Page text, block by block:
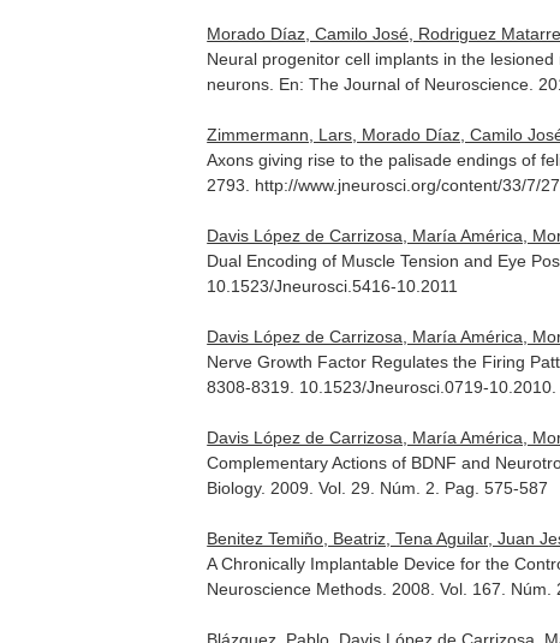
Morado Díaz, Camilo José, Rodriguez
Neural progenitor cell implants in the
neurons. En: The Journal of Neuroscience .
Zimmermann, Lars, Morado Díaz, Camilo
Axons giving rise to the palisade endings of
2793. http://www.jneurosci.org/content/33/7/
Davis López de Carrizosa, María América,
Dual Encoding of Muscle Tension and Eye
10.1523/Jneurosci.5416-10.2011
Davis López de Carrizosa, María América,
Nerve Growth Factor Regulates the Firing
8308-8319. 10.1523/Jneurosci.0719-10.2010.
Davis López de Carrizosa, María América,
Complementary Actions of BDNF and
Biology. 2009. Vol. 29. Núm. 2. Pag. 575-587
Benitez Temiño, Beatriz, Tena Aguilar, Juan
A Chronically Implantable Device for the
Neuroscience Methods . 2008. Vol. 167.